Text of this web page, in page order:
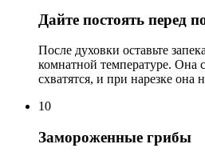
Дайте постоять перед
После духовки оставьте
комнатной температуре. Она
схватятся, и при нарезке она
10
Замороженные грибы